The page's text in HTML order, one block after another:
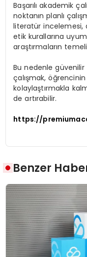
Başarılı akademik
noktanın planlı
literatür incelemesi,
etik kurallarına
araştırmaların
Bu nedenle güvenilir
çalışmak,
kolaylaştırmakla
de artırabilir.
https://
Benzer